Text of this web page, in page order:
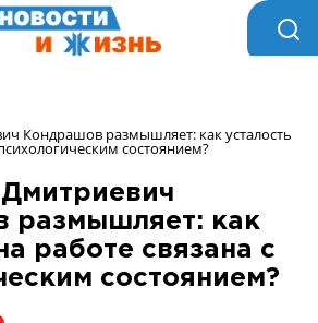
Кондрашов размышляет: как усталость
состоянием?
размышляет: как
работе связана с
состоянием?